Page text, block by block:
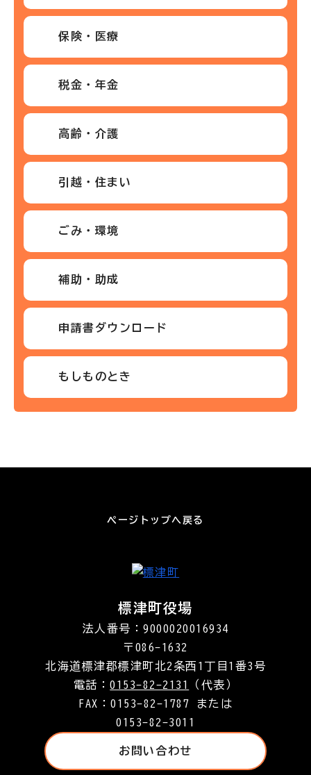
保険・医療
税金・年金
高齢・介護
引越・住まい
ごみ・環境
補助・助成
申請書ダウンロード
もしものとき
ページトップへ戻る
標津町役場
法人番号：9000020016934
〒086-1632
北海道標津郡標津町北2条西1丁目1番3号
電話：0153-82-2131
（代表）
FAX：0153-82-1787 または
0153-82-3011
お問い合わせ